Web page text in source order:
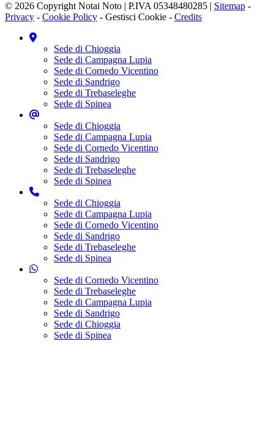
© 2026 Copyright Notai Noto | P.IVA 05348480285 | Sitemap -
Privacy - Cookie Policy - Gestisci Cookie - Credits
Sede di Chioggia
Sede di Campagna Lupia
Sede di Cornedo Vicentino
Sede di Sandrigo
Sede di Trebaseleghe
Sede di Spinea
Sede di Chioggia
Sede di Campagna Lupia
Sede di Cornedo Vicentino
Sede di Sandrigo
Sede di Trebaseleghe
Sede di Spinea
Sede di Chioggia
Sede di Campagna Lupia
Sede di Cornedo Vicentino
Sede di Sandrigo
Sede di Trebaseleghe
Sede di Spinea
Sede di Cornedo Vicentino
Sede di Trebaseleghe
Sede di Campagna Lupia
Sede di Sandrigo
Sede di Chioggia
Sede di Spinea